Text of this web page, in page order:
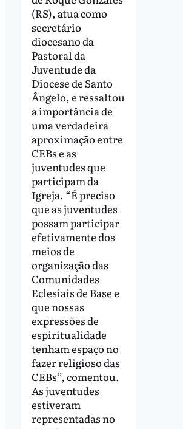
(RS), atua como
secretário
diocesano da
Pastoral da
Juventude da
Diocese de Santo
Ângelo, e ressaltou
a importância de
uma verdadeira
aproximação entre
CEBs e as
juventudes que
participam da
Igreja. “É preciso
que as juventudes
possam participar
efetivamente dos
meios de
organização das
Comunidades
Eclesiais de Base e
que nossas
expressões de
espiritualidade
tenham espaço no
fazer religioso das
CEBs”, comentou.
As juventudes
estiveram
representadas no